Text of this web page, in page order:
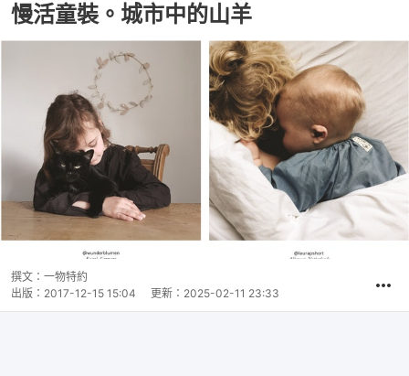
慢活童裝。城市中的山羊
撰文： 一物特約
出版： 2017-12-15 15:04 更新： 2025-02-11 23:33